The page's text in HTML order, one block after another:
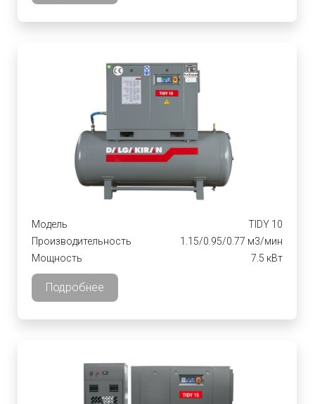
Модель
TIDY 10
Производительность
1.15/0.95/0.77 м3/мин
Мощность
7.5 кВт
Подробнее